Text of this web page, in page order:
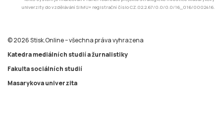
Katedra mediálních studií a žurnalistiky